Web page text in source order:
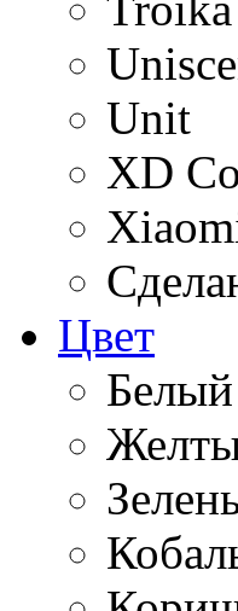
Unit
XD
Цвет
Белый